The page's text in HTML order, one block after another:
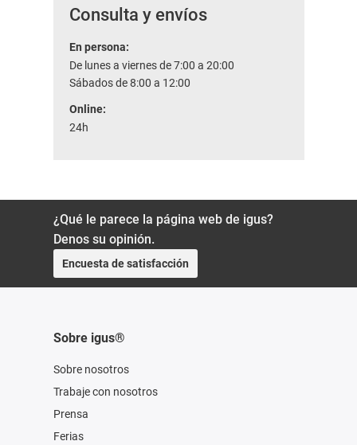
Consulta y envíos
En persona:
De lunes a viernes de 7:00 a 20:00
Sábados de 8:00 a 12:00
Online:
24h
¿Qué le parece la página web de igus?
Denos su opinión.
Encuesta de satisfacción
Sobre igus®
Sobre nosotros
Trabaje con nosotros
Prensa
Ferias